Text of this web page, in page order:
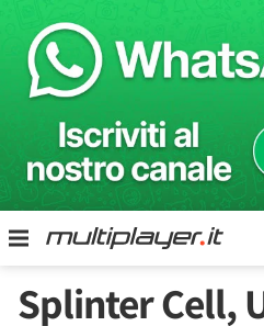
Splinter Cell,